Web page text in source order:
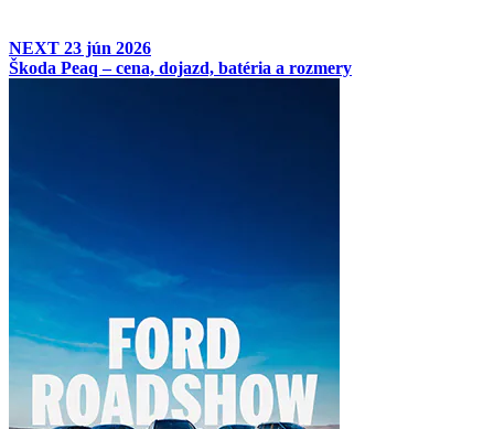
NEXT 23 jún 2026
Škoda Peaq – cena, dojazd, batéria a rozmery